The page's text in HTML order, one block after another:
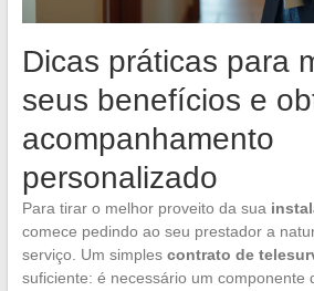
Dicas práticas para
seus benefícios e
acompanhamento
personalizado
Para tirar o melhor proveito da sua
comece pedindo ao seu prestador a
serviço. Um simples contrato de
suficiente: é necessário um componente